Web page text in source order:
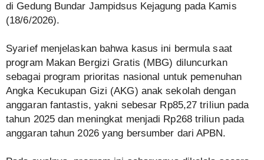
di Gedung Bundar Jampidsus Kejagung pada Kamis
(18/6/2026).
Syarief menjelaskan bahwa kasus ini bermula saat
program Makan Bergizi Gratis (MBG) diluncurkan
sebagai program prioritas nasional untuk pemenuhan
Angka Kecukupan Gizi (AKG) anak sekolah dengan
anggaran fantastis, yakni sebesar Rp85,27 triliun pada
tahun 2025 dan meningkat menjadi Rp268 triliun pada
anggaran tahun 2026 yang bersumber dari APBN.